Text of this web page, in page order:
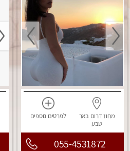
מחוז דרוםבאר
שבע
לפרטים נוספים
055-4531872